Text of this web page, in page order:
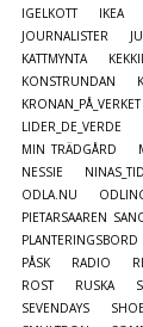
IGELKOTT
IKEA
JOURNALISTER
KATTMYNTA
KONSTRUNDAN
KRONAN_PÅ_VERKET
LIDER_DE_VERDE
MIN TRÄDGÅRD
NESSIE
ODLA.NU
PIETARSAAREN
PLANTERINGSBORD
PÅSK
RADIO
ROST
RUSKA
SEVENDAYS